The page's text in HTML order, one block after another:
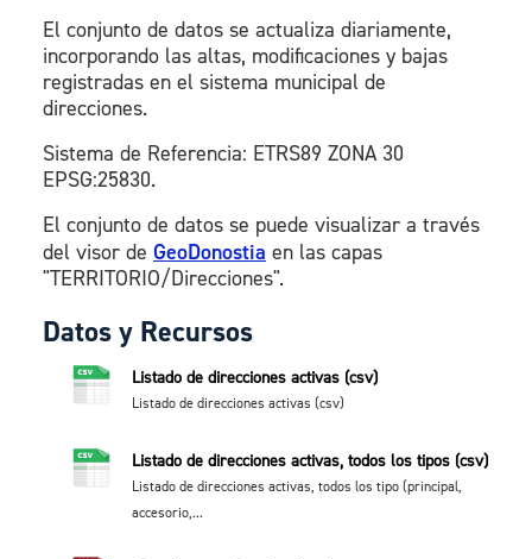
El conjunto de datos se actualiza diariamente,
incorporando las altas, modificaciones y bajas
registradas en el sistema municipal de
direcciones.
Sistema de Referencia: ETRS89 ZONA 30
EPSG:25830.
El conjunto de datos se puede visualizar a través
del visor de GeoDonostia en las capas
"TERRITORIO/Direcciones".
Datos y Recursos
Listado de direcciones activas (csv)
Listado de direcciones activas (csv)
Listado de direcciones activas, todos los tipos (csv)
Listado de direcciones activas, todos los tipo (principal,
accesorio,...